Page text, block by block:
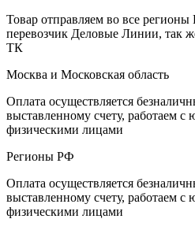
Товар отправляем во все регионы
перевозчик Деловые Линии, так
ТК
Москва и Московская область
Оплата осуществляется
выставленному счету, работаем
физическими лицами
Регионы РФ
Оплата осуществляется
выставленному счету, работаем
физическими лицами